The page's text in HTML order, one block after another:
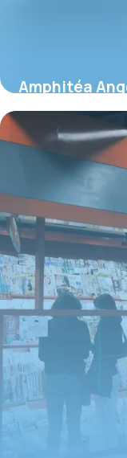
Amphitéa
Guide
19 juin 2026